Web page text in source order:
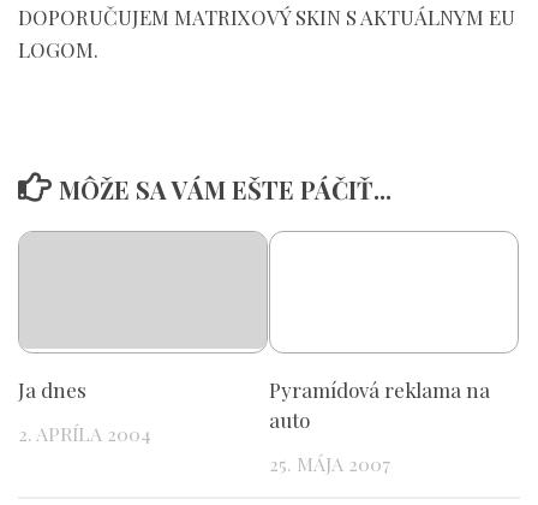
DOPORUČUJEM MATRIXOVÝ SKIN S AKTUÁLNYM EU
LOGOM.
MÔŽE SA VÁM EŠTE PÁČIŤ...
Ja dnes
2. APRÍLA 2004
Pyramídová reklama na
auto
25. MÁJA 2007